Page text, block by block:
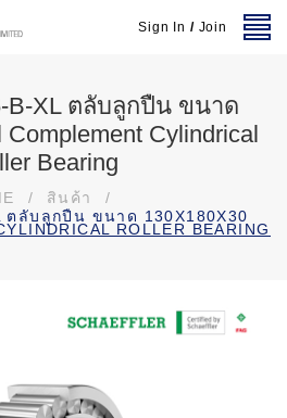
Sign In / Join
B-XL ตลับลูกปืน ขนาด
Complement Cylindrical
Bearing
/ สินค้า
/
ตลับลูกปืน ขนาด 130X180X30
ROLLER BEARING